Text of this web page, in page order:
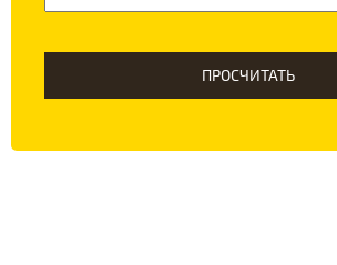
ПРОСЧИТАТЬ